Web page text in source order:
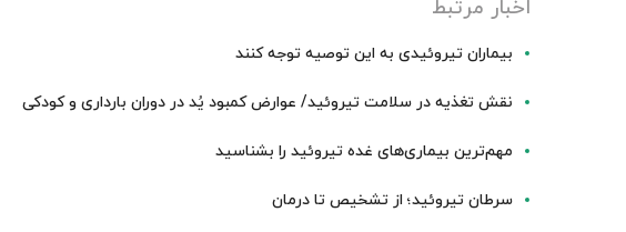
اخبار مرتبط
بیماران تیروئیدی به این توصیه توجه کنند
نقش تغذیه در سلامت تیروئید/ عوارض کمبود یُد در دوران بارداری و کودکی
مهم‌ترین بیماری‌های غده تیروئید را بشناسید
سرطان تیروئید؛ از تشخیص تا درمان